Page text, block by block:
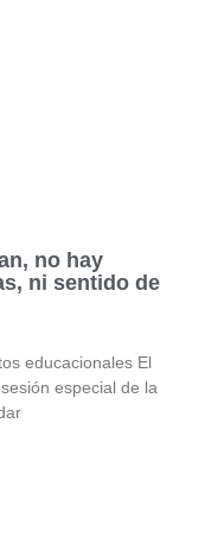
no hay
ni sentido de
educacionales El
especial de la